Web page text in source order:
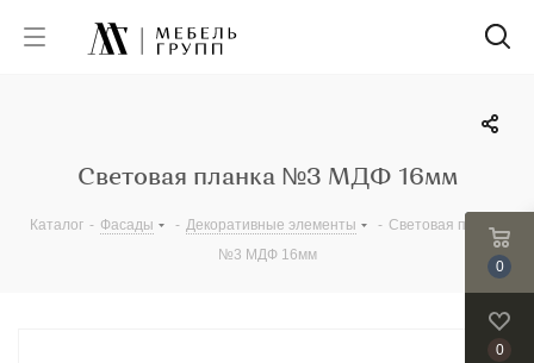
Световая планка №3 МДФ 16мм
Каталог - Фасады - Декоративные элементы - Световая планка
№3 МДФ 16мм
0
0